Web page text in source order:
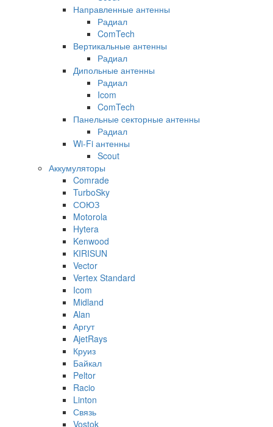
Направленные антенны
Радиал
ComTech
Вертикальные антенны
Радиал
Дипольные антенны
Радиал
Icom
ComTech
Панельные секторные антенны
Радиал
Wi-Fi антенны
Scout
Аккумуляторы
Comrade
TurboSky
СОЮЗ
Motorola
Hytera
Kenwood
KIRISUN
Vector
Vertex Standard
Icom
Midland
Alan
Аргут
AjetRays
Круиз
Байкал
Peltor
Racio
Linton
Связь
Vostok